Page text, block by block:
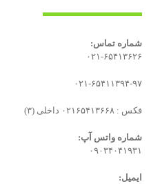
شماره تماس:
۰۲۱-۶۵۴۱۳۶۲۶
۰۲۱-۶۵۴۱۱۳۹۴-۹۷
فکس : ۰۲۱۶۵۴۱۳۶۶۸ داخلی (۳)
شماره واتس آپ:
۰۹۰۳۴۰۴۱۹۳۱
ایمیل: